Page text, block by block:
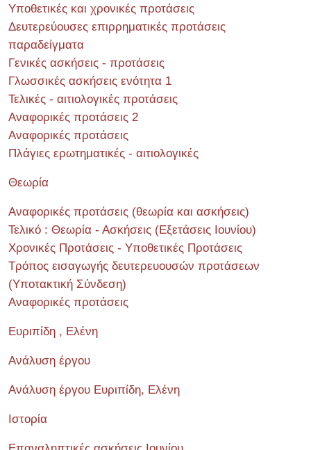
Υποθετικές και χρονικές προτάσεις
Δευτερεύουσες επιρρηματικές προτάσεις
παραδείγματα
Γενικές ασκήσεις - προτάσεις
Γλωσσικές ασκήσεις ενότητα 1
Τελικές - αιτιολογικές προτάσεις
Αναφορικές προτάσεις 2
Αναφορικές προτάσεις
Πλάγιες ερωτηματικές - αιτιολογικές
Θεωρία
Αναφορικές προτάσεις (θεωρία και ασκήσεις)
Τελικό : Θεωρία - Ασκήσεις (Εξετάσεις Ιουνίου)
Χρονικές Προτάσεις - Υποθετικές Προτάσεις
Τρόπος εισαγωγής δευτερευουσών προτάσεων
(Υποτακτική Σύνδεση)
Αναφορικές προτάσεις
Ευριπίδη , Ελένη
Ανάλυση έργου
Ανάλυση έργου Ευριπίδη, Ελένη
Ιστορία